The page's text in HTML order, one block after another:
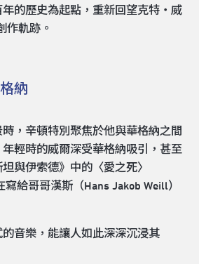
年的歷史為起點，重新回望克特・威
作軌跡。
納
，辛頓特別聚焦於他與華格納之間
輕時的威爾深受華格納吸引，甚至
與伊索德》中的〈愛之死〉
寫給哥哥漢斯（Hans Jakob Weill）
的音樂，能讓人如此深深沉浸其